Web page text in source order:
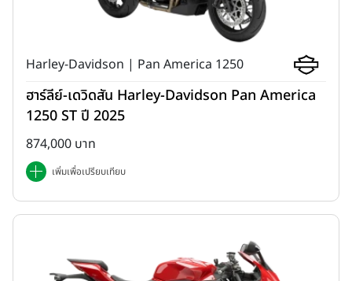
Harley-Davidson | Pan America 1250
ฮาร์ลีย์-เดวิดสัน Harley-Davidson Pan America
1250 ST ปี 2025
874,000 บาท
เพิ่มเพื่อเปรียบเทียบ